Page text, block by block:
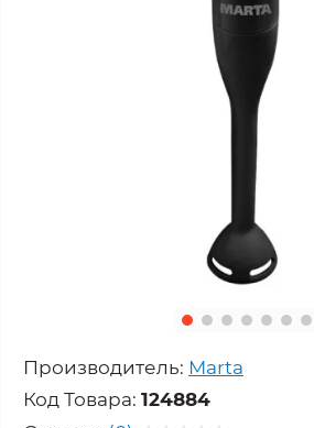
Производитель: Marta
Код Товара: 124884